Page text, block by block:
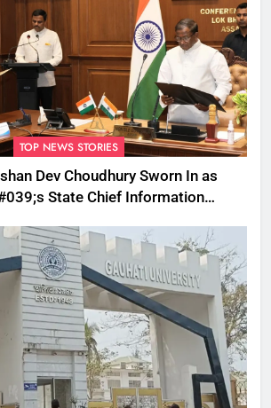
TOP NEWS STORIES
Dev Choudhury Sworn In as
State Chief Information